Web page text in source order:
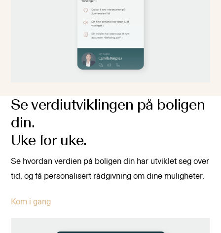
Se verdiutviklingen på boligen
din.
Uke for uke.
Se hvordan verdien på boligen din har utviklet seg over
tid, og få personalisert rådgivning om dine muligheter.
Kom i gang